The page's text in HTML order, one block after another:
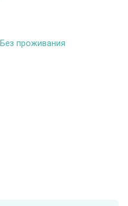
Без проживания